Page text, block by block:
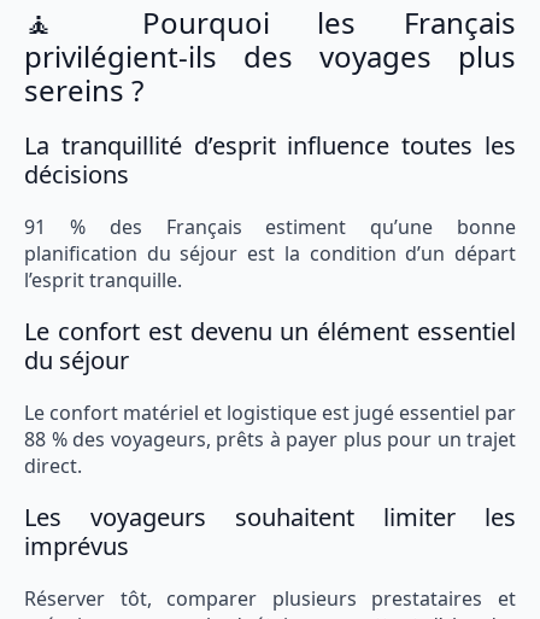
🧘 Pourquoi les Français
privilégient-ils des voyages plus
sereins ?
La tranquillité d’esprit influence toutes les
décisions
91 % des Français estiment qu’une bonne
planification du séjour est la condition d’un départ
l’esprit tranquille.
Le confort est devenu un élément essentiel
du séjour
Le confort matériel et logistique est jugé essentiel par
88 % des voyageurs, prêts à payer plus pour un trajet
direct.
Les voyageurs souhaitent limiter les
imprévus
Réserver tôt, comparer plusieurs prestataires et